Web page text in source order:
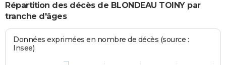
Répartition des décès de BLONDEAU TOINY par
tranche d'âges
Données exprimées en nombre de décès (source :
Insee)